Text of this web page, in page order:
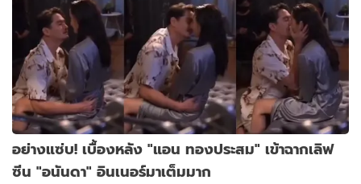
อย่างแซ่บ! เบื้องหลัง "แอน ทองประสม" เข้าฉากเลิฟ
ซีน "อนันดา" อินเนอร์มาเต็มมาก